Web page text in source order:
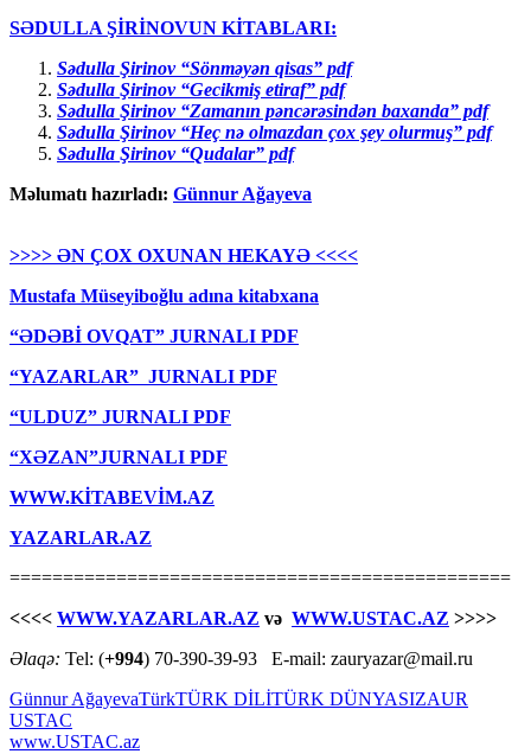
SƏDULLA ŞİRİNOVUN KİTABLARI:
Sədulla Şirinov “Sönməyən qisas” pdf
Sədulla Şirinov “Gecikmiş etiraf” pdf
Sədulla Şirinov “Zamanın pəncərəsindən baxanda” pdf
Sədulla Şirinov “Heç nə olmazdan çox şey olurmuş” pdf
Sədulla Şirinov “Qudalar” pdf
Məlumatı hazırladı: Günnur Ağayeva
>>>> ƏN ÇOX OXUNAN HEKAYƏ <<<<
Mustafa Müseyiboğlu adına kitabxana
“ƏDƏBİ OVQAT” JURNALI PDF
“YAZARLAR” JURNALI PDF
“ULDUZ” JURNALI PDF
“XƏZAN”JURNALI PDF
WWW.KİTABEVİM.AZ
YAZARLAR.AZ
===============================================
<<<< WWW.YAZARLAR.AZ və WWW.USTAC.AZ >>>>
Əlaqə: Tel: (+994) 70-390-39-93 E-mail: zauryazar@mail.ru
Günnur AğayevaTürkTÜRK DİLİTÜRK DÜNYASIZAUR
USTAC
www.USTAC.az